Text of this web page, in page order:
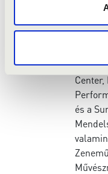
mint a
New
és a